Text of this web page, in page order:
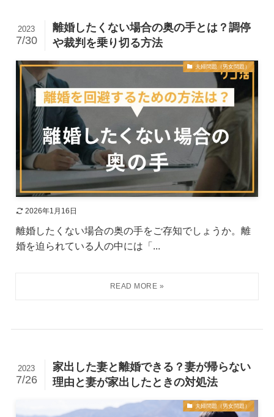
離婚したくない場合の奥の手とは？調停
や裁判を乗り切る方法
2023
7/30
夫婦問題（男女問題）
2026年1月16日
離婚したくない場合の奥の手をご存知でしょうか。離
婚を迫られている人の中には「...
家出した妻と離婚できる？妻が帰らない
理由と妻が家出したときの対処法
2023
7/26
夫婦問題（男女問題）